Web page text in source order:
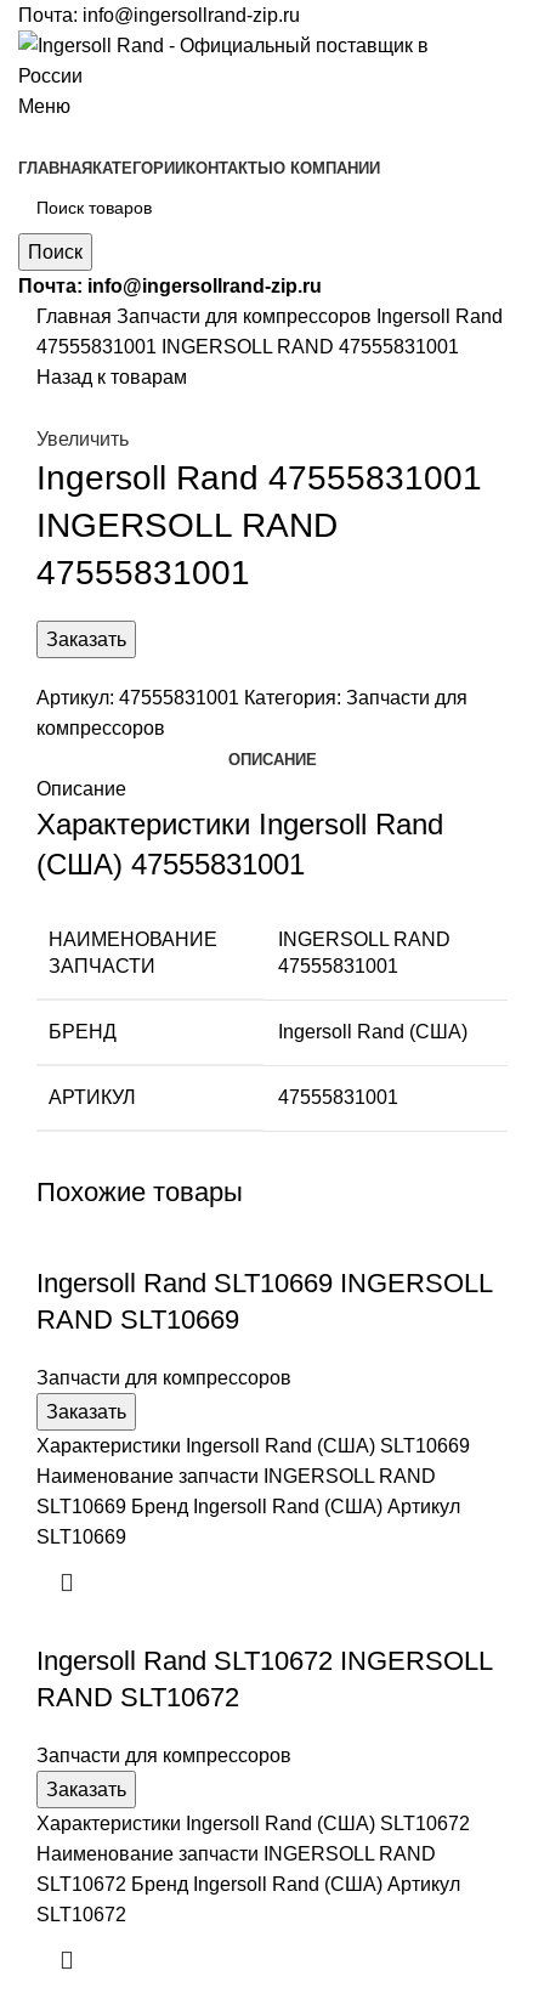
Почта: info@ingersollrand-zip.ru
Меню
ГЛАВНАЯ КАТЕГОРИИ КОНТАКТЫ О КОМПАНИИ
Поиск
Почта: info@ingersollrand-zip.ru
Главная Запчасти для компрессоров Ingersoll Rand
47555831001 INGERSOLL RAND 47555831001
Назад к товарам
Увеличить
Ingersoll Rand 47555831001
INGERSOLL RAND
47555831001
Заказать
Артикул: 47555831001 Категория: Запчасти для
компрессоров
ОПИСАНИЕ
Описание
Характеристики Ingersoll Rand
(США) 47555831001
НАИМЕНОВАНИЕ
ЗАПЧАСТИ
INGERSOLL RAND
47555831001
БРЕНД Ingersoll Rand (США)
АРТИКУЛ 47555831001
Похожие товары
Ingersoll Rand SLT10669 INGERSOLL
RAND SLT10669
Запчасти для компрессоров
Заказать
Характеристики Ingersoll Rand (США) SLT10669
Наименование запчасти INGERSOLL RAND
SLT10669 Бренд Ingersoll Rand (США) Артикул
SLT10669
Ingersoll Rand SLT10672 INGERSOLL
RAND SLT10672
Запчасти для компрессоров
Заказать
Характеристики Ingersoll Rand (США) SLT10672
Наименование запчасти INGERSOLL RAND
SLT10672 Бренд Ingersoll Rand (США) Артикул
SLT10672